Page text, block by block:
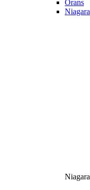
Orans
Niagara
Niagara